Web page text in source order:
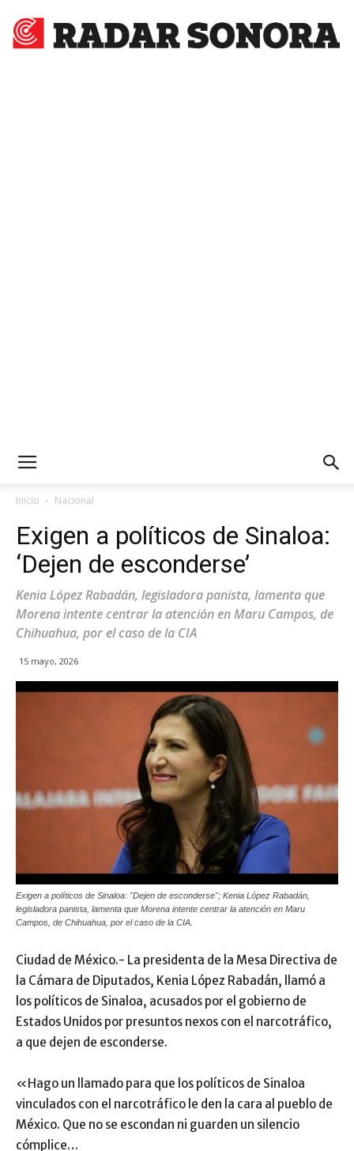
Inicio Nacional
Exigen a políticos de Sinaloa:
‘Dejen de esconderse’
Kenia López Rabadán, legisladora panista, lamenta que
Morena intente centrar la atención en Maru Campos, de
Chihuahua, por el caso de la CIA
15 mayo, 2026
Exigen a políticos de Sinaloa: "Dejen de esconderse"; Kenia López Rabadán,
legisladora panista, lamenta que Morena intente centrar la atención en Maru
Campos, de Chihuahua, por el caso de la CIA.
Ciudad de México.- La presidenta de la Mesa Directiva de
la Cámara de Diputados, Kenia López Rabadán, llamó a
los políticos de Sinaloa, acusados por el gobierno de
Estados Unidos por presuntos nexos con el narcotráfico,
a que dejen de esconderse.
«Hago un llamado para que los políticos de Sinaloa
vinculados con el narcotráfico le den la cara al pueblo de
México. Que no se escondan ni guarden un silencio
cómplice…